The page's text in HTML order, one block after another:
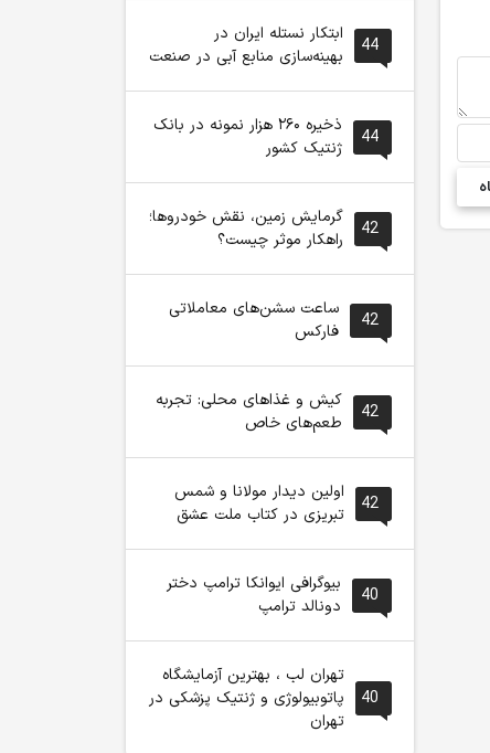
44
ابتکار نستله ایران در
بهینه‌سازی منابع آبی در صنعت
44
ذخیره ۲۶۰ هزار نمونه در بانک
ژنتیک کشور
42
گرمایش زمین، نقش خودروها؛
راهکار موثر چیست؟
42
ساعت سشن‌های معاملاتی
فارکس
42
کیش و غذاهای محلی: تجربه
طعم‌های خاص
42
اولین دیدار مولانا و شمس
تبریزی در کتاب ملت عشق
40
بیوگرافی ایوانکا ترامپ دختر
دونالد ترامپ
40
تهران لب ، بهترین آزمایشگاه
پاتوبیولوژی و ژنتیک پزشکی در
تهران